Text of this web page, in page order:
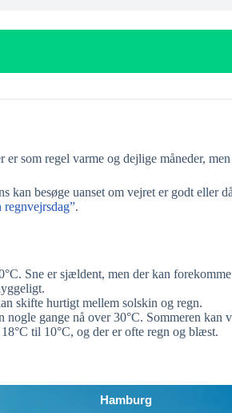
som regel varme og dejlige måneder,
kan besøge uanset om vejret er godt
.
Sne er sjældent, men der kan
skifte hurtigt mellem solskin og regn.
nogle gange nå over 30°C. Sommeren kan
til 10°C, og der er ofte regn og blæst.
Hamburg